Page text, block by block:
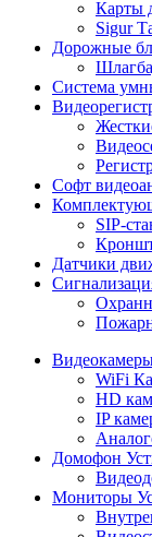
Карты
Sigur
Дорожные
Система
Софт
SIP-
Датчики
WiFi
HD
IP
Домофон
Мониторы